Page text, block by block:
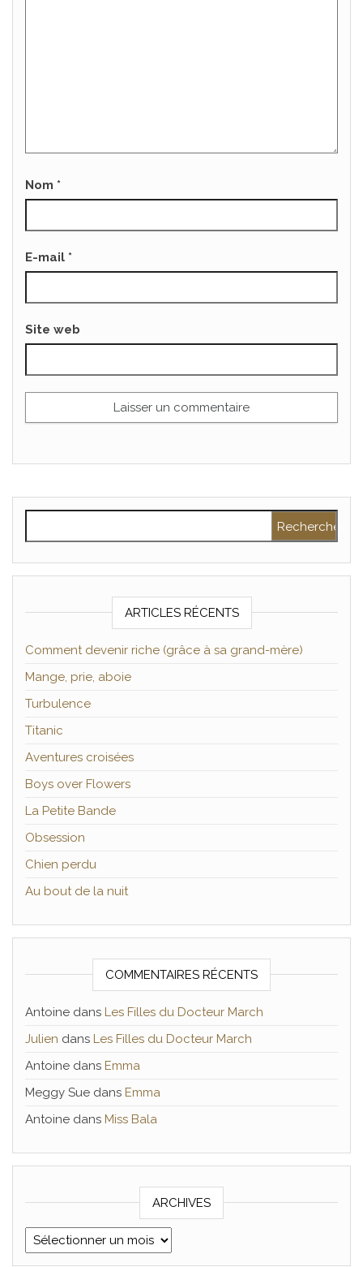
Nom *
E-mail *
Site web
ARTICLES RÉCENTS
Comment devenir riche (grâce à sa grand-mère)
Mange, prie, aboie
Turbulence
Titanic
Aventures croisées
Boys over Flowers
La Petite Bande
Obsession
Chien perdu
Au bout de la nuit
COMMENTAIRES RÉCENTS
Antoine dans Les Filles du Docteur March
Julien dans Les Filles du Docteur March
Antoine dans Emma
Meggy Sue dans Emma
Antoine dans Miss Bala
ARCHIVES
Archives